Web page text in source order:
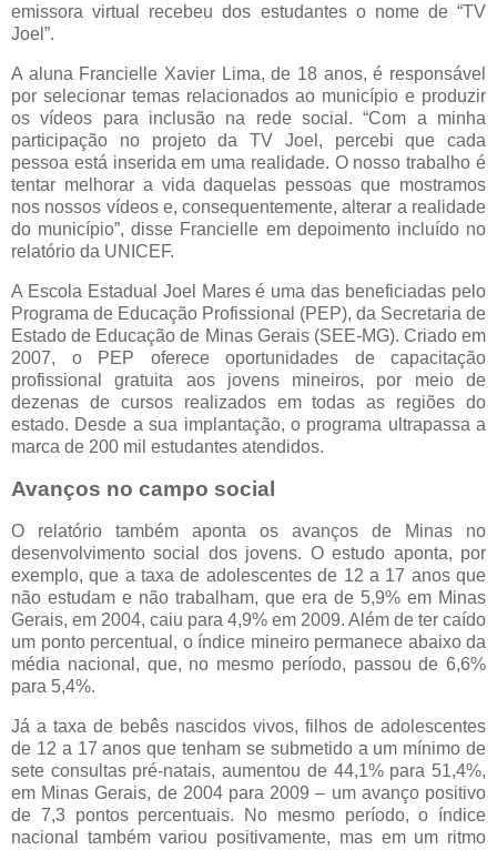
emissora virtual recebeu dos estudantes o nome de “TV
Joel”.
A aluna Francielle Xavier Lima, de 18 anos, é responsável
por selecionar temas relacionados ao município e produzir
os vídeos para inclusão na rede social. “Com a minha
participação no projeto da TV Joel, percebi que cada
pessoa está inserida em uma realidade. O nosso trabalho é
tentar melhorar a vida daquelas pessoas que mostramos
nos nossos vídeos e, consequentemente, alterar a realidade
do município”, disse Francielle em depoimento incluído no
relatório da UNICEF.
A Escola Estadual Joel Mares é uma das beneficiadas pelo
Programa de Educação Profissional (PEP), da Secretaria de
Estado de Educação de Minas Gerais (SEE-MG). Criado em
2007, o PEP oferece oportunidades de capacitação
profissional gratuita aos jovens mineiros, por meio de
dezenas de cursos realizados em todas as regiões do
estado. Desde a sua implantação, o programa ultrapassa a
marca de 200 mil estudantes atendidos.
Avanços no campo social
O relatório também aponta os avanços de Minas no
desenvolvimento social dos jovens. O estudo aponta, por
exemplo, que a taxa de adolescentes de 12 a 17 anos que
não estudam e não trabalham, que era de 5,9% em Minas
Gerais, em 2004, caiu para 4,9% em 2009. Além de ter caído
um ponto percentual, o índice mineiro permanece abaixo da
média nacional, que, no mesmo período, passou de 6,6%
para 5,4%.
Já a taxa de bebês nascidos vivos, filhos de adolescentes
de 12 a 17 anos que tenham se submetido a um mínimo de
sete consultas pré-natais, aumentou de 44,1% para 51,4%,
em Minas Gerais, de 2004 para 2009 – um avanço positivo
de 7,3 pontos percentuais. No mesmo período, o índice
nacional também variou positivamente, mas em um ritmo